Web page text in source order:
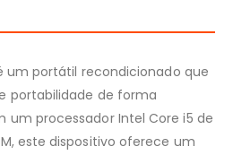
é um portátil recondicionado que
portabilidade de forma
um processador Intel Core i5 de
este dispositivo oferece um